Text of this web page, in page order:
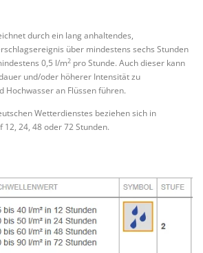
durch ein lang anhaltendes,
über mindestens sechs Stunden
0,5 l/m2 pro Stunde. Auch dieser kann
und/oder höherer Intensität zu
Hochwasser an Flüssen führen.
Wetterdienstes beziehen sich in
24, 48 oder 72 Stunden.